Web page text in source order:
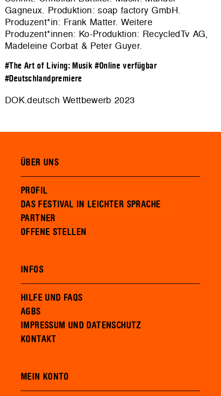
Gagneux. Produktion:soap factory GmbH.
Produzent*in: Frank Matter. Weitere
Produzent*innen: Ko-Produktion: RecycledTv AG,
Madeleine Corbat & Peter Guyer.
#The Art of Living: Musik #Online verfügbar
#Deutschlandpremiere
DOK.deutsch Wettbewerb 2023
ÜBER UNS
PROFIL
DAS FESTIVAL IN LEICHTER SPRACHE
PARTNER
OFFENE STELLEN
INFOS
HILFE UND FAQS
AGBS
IMPRESSUM UND DATENSCHUTZ
KONTAKT
MEIN KONTO